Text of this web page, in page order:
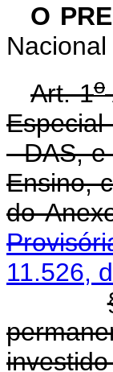
O
Art. 1o
Especial
- DAS,
Ensino,
do
11.526,